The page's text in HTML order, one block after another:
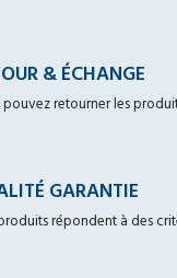
& ÉCHANGE
pouvez retourner les
GARANTIE
répondent à des